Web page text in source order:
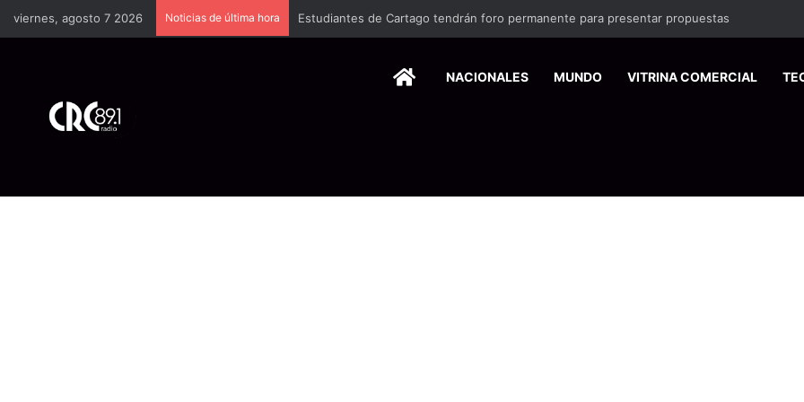
viernes, agosto 7 2026 Noticias de última hora Científicas de la UCR crean tecnología que limpia aguas residuales con hongos
HOMENACIONALES MUNDO VITRINA COMERCIAL